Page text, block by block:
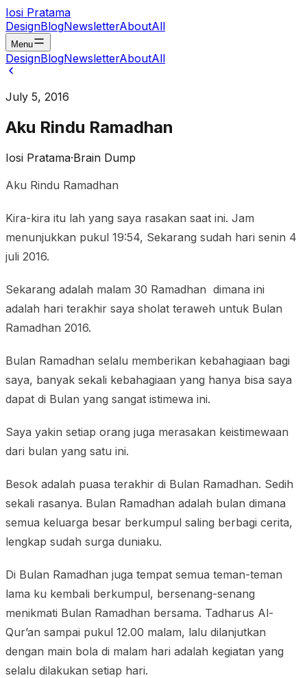
Iosi Pratama
DesignBlogNewsletterAboutAll
Menu
DesignBlogNewsletterAboutAll
July 5, 2016
Aku Rindu Ramadhan
Iosi Pratama·Brain Dump
Aku Rindu Ramadhan
Kira-kira itu lah yang saya rasakan saat ini. Jam
menunjukkan pukul 19:54, Sekarang sudah hari senin 4
juli 2016.
Sekarang adalah malam 30 Ramadhan dimana ini
adalah hari terakhir saya sholat teraweh untuk Bulan
Ramadhan 2016.
Bulan Ramadhan selalu memberikan kebahagiaan bagi
saya, banyak sekali kebahagiaan yang hanya bisa saya
dapat di Bulan yang sangat istimewa ini.
Saya yakin setiap orang juga merasakan keistimewaan
dari bulan yang satu ini.
Besok adalah puasa terakhir di Bulan Ramadhan. Sedih
sekali rasanya. Bulan Ramadhan adalah bulan dimana
semua keluarga besar berkumpul saling berbagi cerita,
lengkap sudah surga duniaku.
Di Bulan Ramadhan juga tempat semua teman-teman
lama ku kembali berkumpul, bersenang-senang
menikmati Bulan Ramadhan bersama. Tadharus Al-
Qur’an sampai pukul 12.00 malam, lalu dilanjutkan
dengan main bola di malam hari adalah kegiatan yang
selalu dilakukan setiap hari.